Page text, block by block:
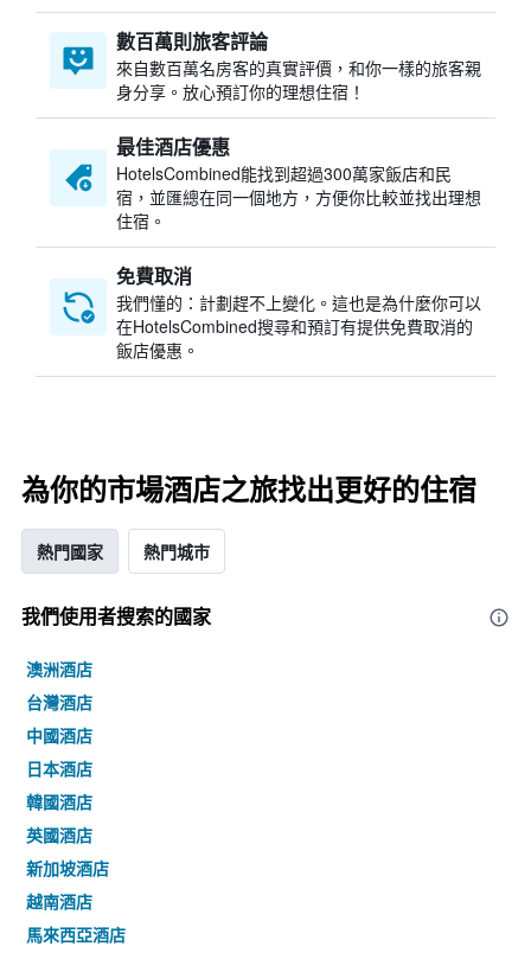
數百萬則旅客評論
來自數百萬名房客的真實評價，和你一樣的旅客親
身分享。放心預訂你的理想住宿！
最佳酒店優惠
HotelsCombined​能找到超過300萬家飯店和民
宿，並匯總在同一個地方，方便你比較並找出理想
住宿。
免費取消
我們懂的：計劃趕不上變化。這也是為什麼你可以
在HotelsCombined搜尋和預訂有提供免費取消的
飯店優惠。
為你的市場酒店之旅找出更好的住宿
熱門國家 熱門城市
我們使用者搜索的國家
澳洲酒店
台灣酒店
中國酒店
日本酒店
韓國酒店
英國酒店
新加坡酒店
越南酒店
馬來西亞酒店